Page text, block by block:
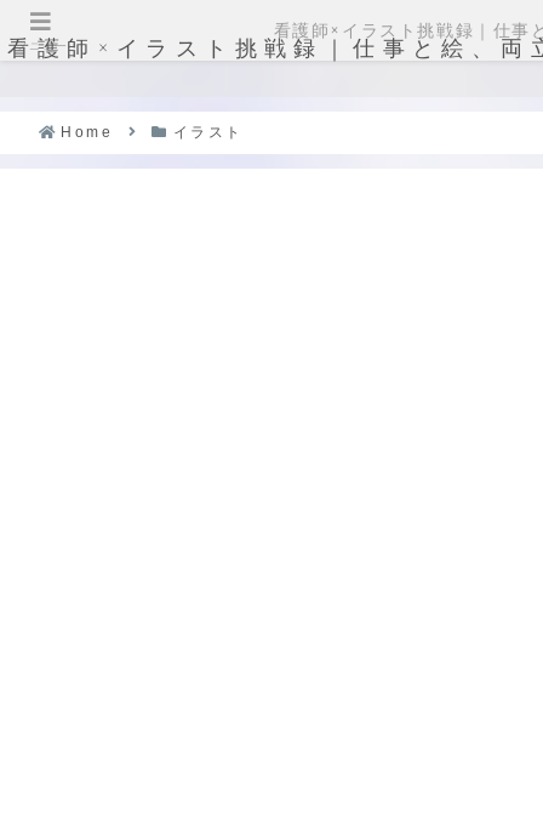
看護師×イラスト挑戦録｜仕事と絵、両
Home イラスト
メニュー
看護師×イラスト挑戦録｜仕事